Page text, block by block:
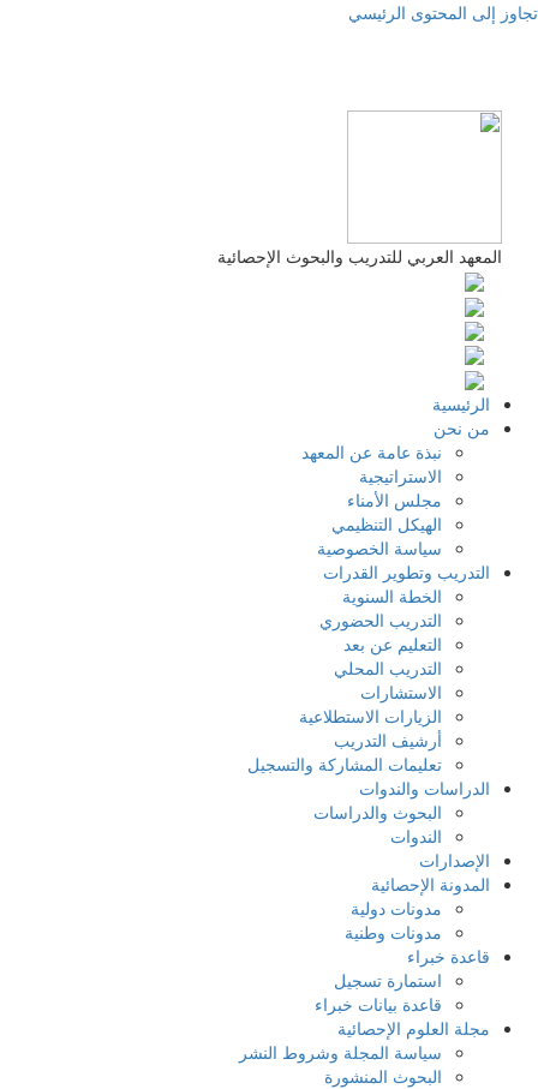
إلى المحتوى الرئيسي
المعهد العربي للتدريب والبحوث الإحصائية
الرئيسية
من نحن
نبذة عامة عن المعهد
الاستراتيجية
مجلس الأمناء
الهيكل التنظيمي
سياسة الخصوصية
التدريب وتطوير القدرات
الخطة السنوية
التدريب الحضوري
التعليم عن بعد
التدريب المحلي
الاستشارات
الزيارات الاستطلاعية
أرشيف التدريب
تعليمات المشاركة والتسجيل
الدراسات والندوات
البحوث والدراسات
الندوات
الإصدارات
المدونة الإحصائية
مدونات دولية
مدونات وطنية
قاعدة خبراء
استمارة تسجيل
قاعدة بيانات خبراء
مجلة العلوم الإحصائية
سياسة المجلة وشروط النشر
البحوث المنشورة